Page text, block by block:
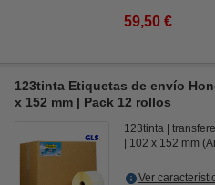
59,50 €
123tinta Etiquetas de envío
x 152 mm | Pack 12 rollos
123tinta
102 x 152 mm
Ver